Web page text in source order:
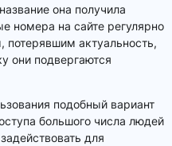
она получила
номера на сайте регулярно
потерявшим актуальность,
они подвергаются
подобный вариант
большого числа людей
для